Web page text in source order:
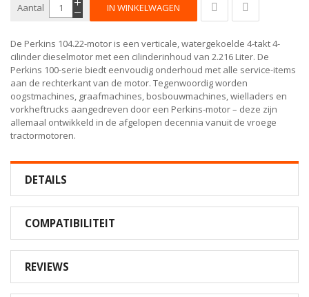
Aantal IN WINKELWAGEN
De Perkins 104.22-motor is een verticale, watergekoelde 4-takt 4-
cilinder dieselmotor met een cilinderinhoud van 2.216 Liter. De
Perkins 100-serie biedt eenvoudig onderhoud met alle service-items
aan de rechterkant van de motor. Tegenwoordig worden
oogstmachines, graafmachines, bosbouwmachines, wielladers en
vorkheftrucks aangedreven door een Perkins-motor – deze zijn
allemaal ontwikkeld in de afgelopen decennia vanuit de vroege
tractormotoren.
DETAILS
COMPATIBILITEIT
REVIEWS